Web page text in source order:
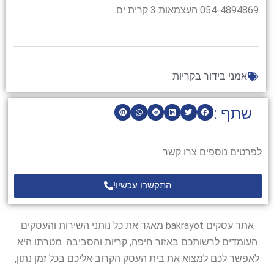
שתף :
לפרטים נוספים צרו קשר
התקשרו עכשיו!
054-4894869 העצמאות 3 קרית ים
אמני בידור בקריות
אתר עסקים bakrayot מאגד את כל נותני השירות והעסקים
העומדים לרשותכם באזור חיפה, קריות והסביבה. מטרתו היא
לאפשר לכם למצוא את בית העסק הקרוב אליכם בכל זמן נתון,